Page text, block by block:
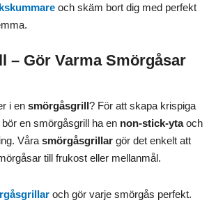
och skäm bort dig med perfekt
– Gör Varma Smörgåsar
i en smörgåsgrill? För att skapa krispiga
en smörgåsgrill ha en non-stick-ytaoch
Våra smörgåsgrillar gör det enkelt att
till frukost eller mellanmål.
och gör varje smörgås perfekt.